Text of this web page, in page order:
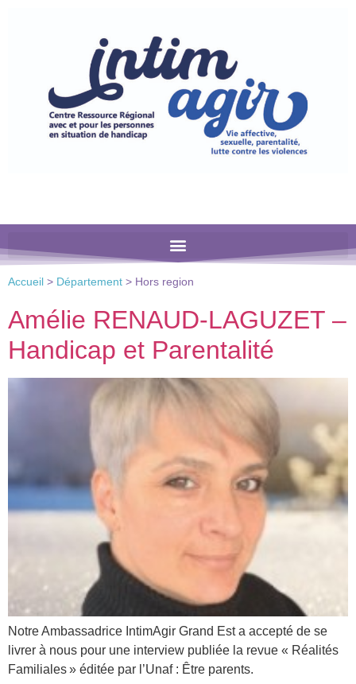
comprend
Accueil > Département > Hors region
Amélie RENAUD-LAGUZET –
Handicap et Parentalité
Notre Ambassadrice IntimAgir Grand Est a accepté de se
livrer à nous pour une interview publiée la revue « Réalités
Familiales » éditée par l’Unaf : Être parents.